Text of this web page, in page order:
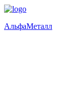
АльфаМеталл